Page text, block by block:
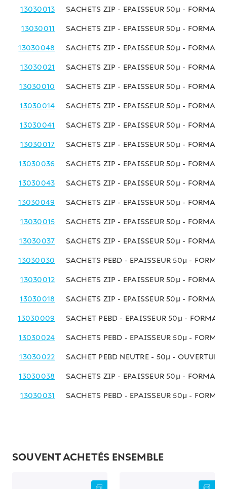
13030013 SACHETS ZIP - EPAISSEUR 50µ - FORMAT
13030011 SACHETS ZIP - EPAISSEUR 50µ - FORMAT
13030048 SACHETS ZIP - EPAISSEUR 50µ - FORMAT
13030021 SACHETS ZIP - EPAISSEUR 50µ - FORMAT
13030010 SACHETS ZIP - EPAISSEUR 50µ - FORMAT
13030014 SACHETS ZIP - EPAISSEUR 50µ - FORMAT
13030041 SACHETS ZIP - EPAISSEUR 50µ - FORMAT
13030017 SACHETS ZIP - EPAISSEUR 50µ - FORMAT
13030036 SACHETS ZIP - EPAISSEUR 50µ - FORMAT
13030043 SACHETS ZIP - EPAISSEUR 50µ - FORMAT
13030049 SACHETS ZIP - EPAISSEUR 50µ - FORMAT
13030015 SACHETS ZIP - EPAISSEUR 50µ - FORMAT
13030037 SACHETS ZIP - EPAISSEUR 50µ - FORMAT
13030030 SACHETS PEBD - EPAISSEUR 50µ -
13030012 SACHETS ZIP - EPAISSEUR 50µ - FORMAT
13030018 SACHETS ZIP - EPAISSEUR 50µ - FORMAT
13030009 SACHET PEBD - EPAISSEUR 50µ -
13030024 SACHETS PEBD - EPAISSEUR 50µ -
13030022 SACHET PEBD NEUTRE - 50µ -
13030038 SACHETS ZIP - EPAISSEUR 50µ - FORMAT
13030031 SACHETS PEBD - EPAISSEUR 50µ -
SOUVENT ACHETÉS ENSEMBLE